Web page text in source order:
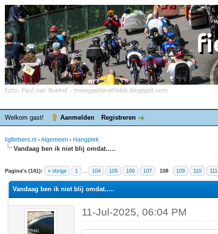
Welkom gast! Aanmelden Registreren
ligfietsers.nl ›Algemeen › Hangplek
Vandaag ben ik niet blij omdat.....
Pagina's (141): « Vorige 1 104 105 106 107 108 109 110 111
waardering is 4.4
Vandaag ben ik niet blij omdat.....
11-Jul-2025, 06:04 PM